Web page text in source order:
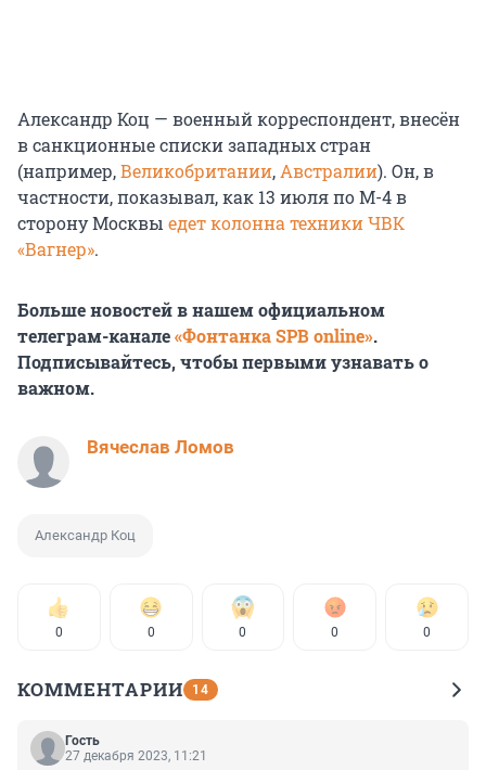
Александр Коц — военный корреспондент, внесён
в санкционные списки западных стран
(например,Великобритании, Австралии). Он, в
частности, показывал, как 13 июля по М-4 в
сторону Москвы едет колонна техники ЧВК
«Вагнер».
Больше новостей в нашем официальном
телеграм-канале«Фонтанка SPB online».
Подписывайтесь, чтобы первыми узнавать о
важном.
Вячеслав Ломов
Александр Коц
0 0 0 0 0
КОММЕНТАРИИ 14
Гость
27 декабря 2023, 11:21